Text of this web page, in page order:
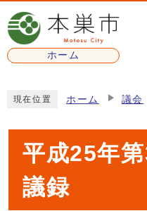
ページの先頭です
ホーム
現在位置 ホーム 議会
平成25年
議録